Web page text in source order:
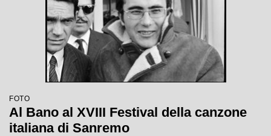
FOTO
Al Bano al XVIII Festival della canzone
italiana di Sanremo